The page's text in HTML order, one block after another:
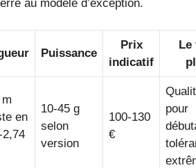
au modèle d’exception.
Puissance
Prix
indicatif
Le
en
10‑45 g
selon
version
100‑130
€
pour